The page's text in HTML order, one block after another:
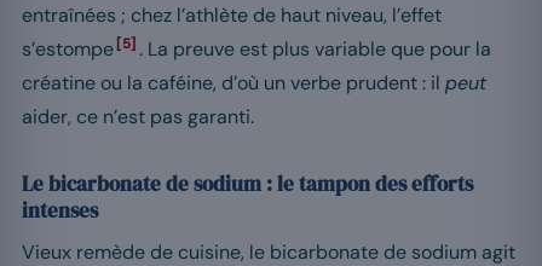
entraînées ; chez l’athlète de haut niveau, l’effet
s’estompe[5]. La preuve est plus variable que pour la
créatine ou la caféine, d’où un verbe prudent : il peut
aider, ce n’est pas garanti.
Le bicarbonate de sodium : le tampon des efforts
intenses
Vieux remède de cuisine, le bicarbonate de sodium agit